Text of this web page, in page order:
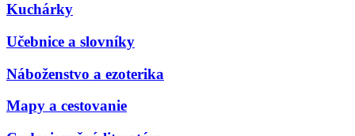
Kuchárky
Učebnice a slovníky
Náboženstvo a ezoterika
Mapy a cestovanie